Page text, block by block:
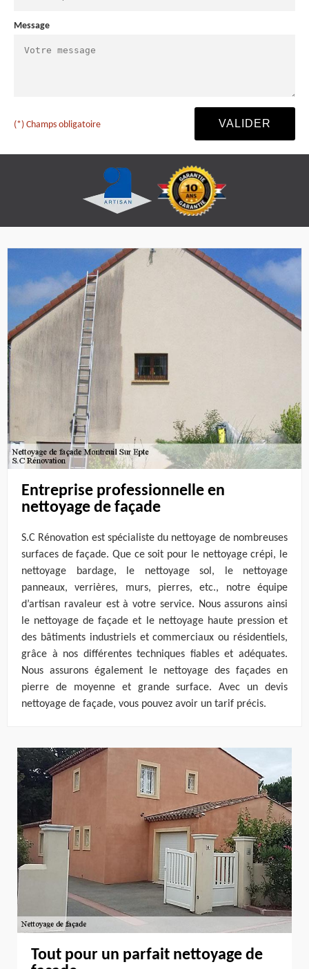
Message
(*) Champs obligatoire
Entreprise professionnelle en
nettoyage de façade
S.C Rénovation est spécialiste du nettoyage de nombreuses
surfaces de façade. Que ce soit pour le nettoyage crépi, le
nettoyage bardage, le nettoyage sol, le nettoyage
panneaux, verrières, murs, pierres, etc., notre équipe
d’artisan ravaleur est à votre service. Nous assurons ainsi
le nettoyage de façade et le nettoyage haute pression et
des bâtiments industriels et commerciaux ou résidentiels,
grâce à nos différentes techniques fiables et adéquates.
Nous assurons également le nettoyage des façades en
pierre de moyenne et grande surface. Avec un devis
nettoyage de façade, vous pouvez avoir un tarif précis.
Tout pour un parfait nettoyage de